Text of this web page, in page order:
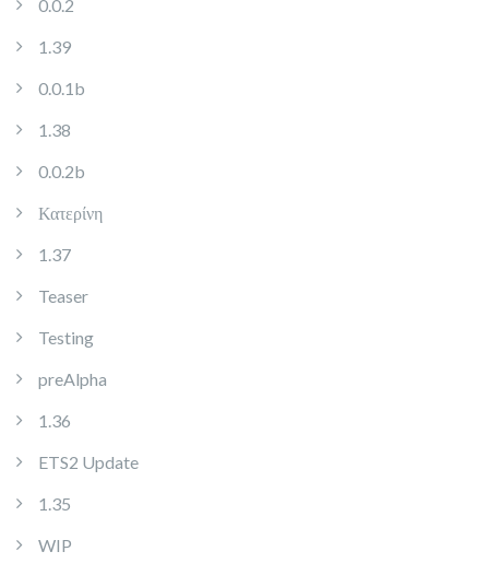
0.0.2
1.39
0.0.1b
1.38
0.0.2b
Κατερίνη
1.37
Teaser
Testing
preAlpha
1.36
ETS2 Update
1.35
WIP